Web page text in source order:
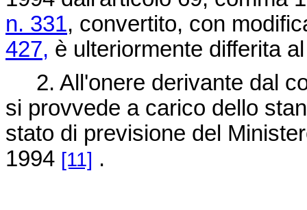
n. 331, convertito, con
427, è ulteriormente differita
2. All'onere derivante dal
si provvede a carico dello
stato di previsione del
1994 [11] .